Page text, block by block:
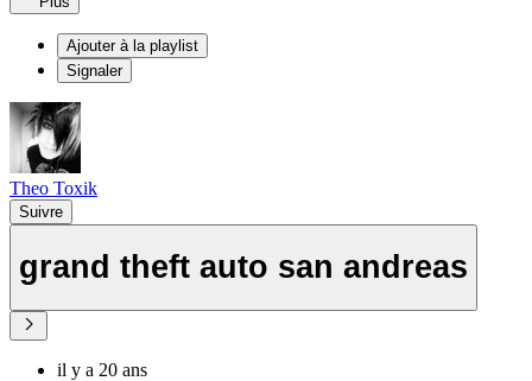
Ajouter à la playlist
Signaler
Theo Toxik
Suivre
grand theft auto san andreas
il y a 20 ans